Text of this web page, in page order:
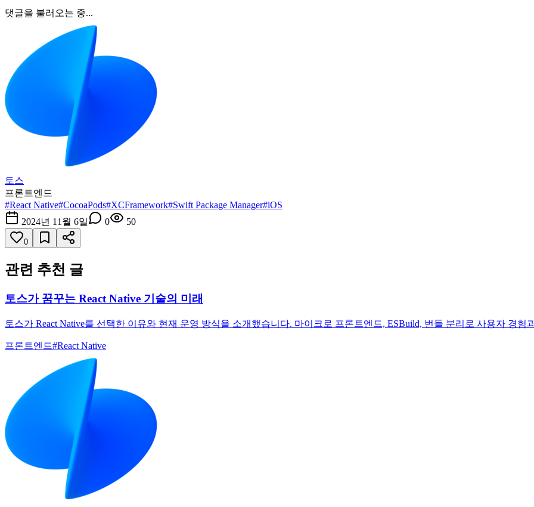
댓글을 불러오는 중...
토스
프론트엔드
#React Native#CocoaPods#XCFramework#Swift Package Manager#iOS
2024년 11월 6일
0 50
0
관련 추천 글
토스가 꿈꾸는 React Native 기술의 미래
토스가 React Native를 선택한 이유와 현재 운영 방식을 소개했습니다. 마이크로 프론트엔드, ESBuild, 번들 분리로 사용자 경
프론트엔드#React Native